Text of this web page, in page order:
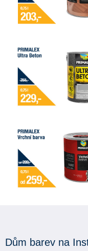
Dům barev na